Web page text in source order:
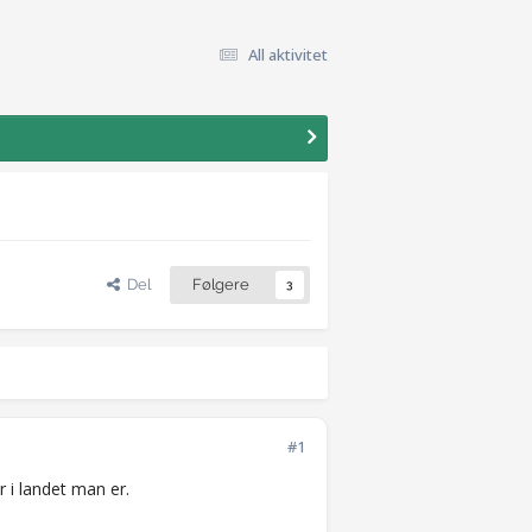
All aktivitet
Del Følgere 3
#1
i landet man er.